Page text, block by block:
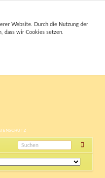
Website. Durch die Nutzung der
dass wir Cookies setzen.